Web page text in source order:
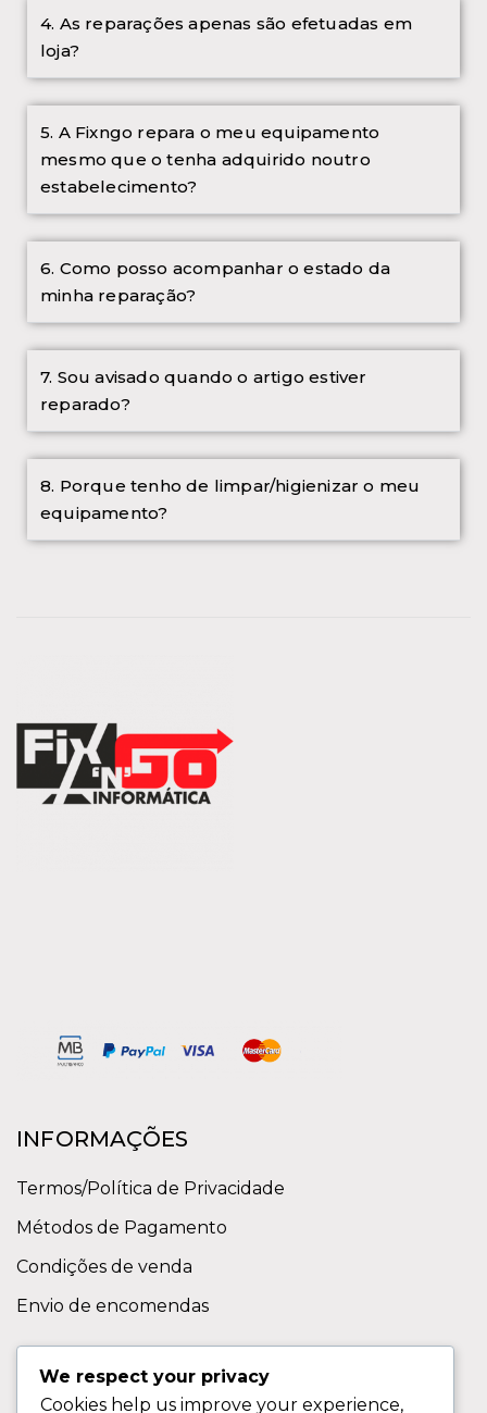
4. As reparações apenas são efetuadas em
loja?
5. A Fixngo repara o meu equipamento
mesmo que o tenha adquirido noutro
estabelecimento?
6. Como posso acompanhar o estado da
minha reparação?
7. Sou avisado quando o artigo estiver
reparado?
8. Porque tenho de limpar/higienizar o meu
equipamento?
INFORMAÇÕES
Termos/Política de Privacidade
Métodos de Pagamento
Condições de venda
Envio de encomendas
We respect your privacy
Cookies help us improve your experience,